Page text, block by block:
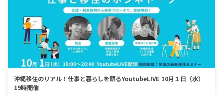
沖縄移住のリアル！仕事と暮らしを語るYoutubeLIVE 10月１日（水）
19時開催